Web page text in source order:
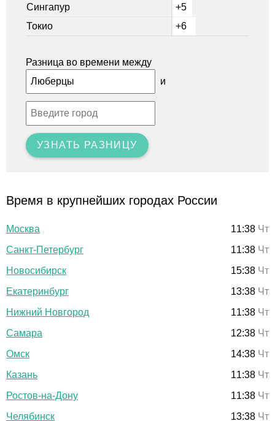
Сингапур
+5
Токио
+6
Разница во времени между
и
УЗНАТЬ РАЗНИЦУ
Время в крупнейших городах России
Москва 11:38 Чт
Санкт-Петербург
11:38 Чт
Новосибирск
15:38 Чт
Екатеринбург
13:38 Чт
Нижний Новгород
11:38 Чт
Самара
12:38 Чт
Омск
14:38 Чт
Казань
11:38 Чт
Ростов-на-Дону
11:38 Чт
Челябинск
13:38 Чт